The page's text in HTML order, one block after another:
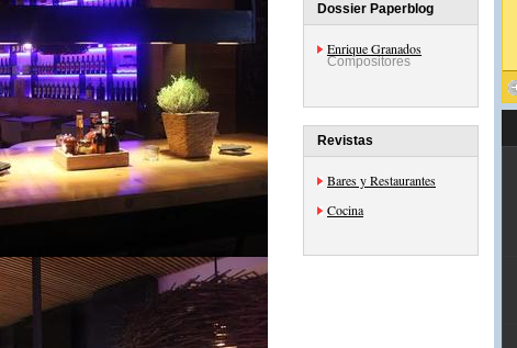
Dossier Paperblog
Enrique Granados
Compositores
Revistas
Bares y Restaurantes
Cocina